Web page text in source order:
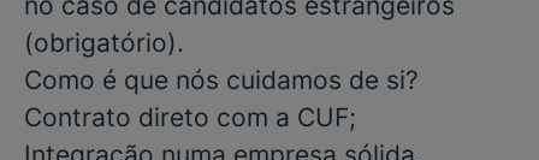
(obrigatório).
Como é que nós cuidamos de si?
Contrato direto com a CUF;